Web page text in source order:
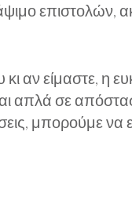
επιστολών,
αν είμαστε, η
απλά σε
μπορούμε